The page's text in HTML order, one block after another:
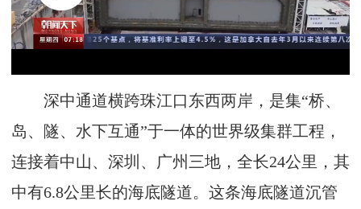
深中通道横跨珠江口东西两岸，是集“桥、
岛、隧、水下互通”于一体的世界级集群工程，
连接着中山、深圳、广州三地，全长24公里，其
中有6.8公里长的海底隧道。这条海底隧道沉管